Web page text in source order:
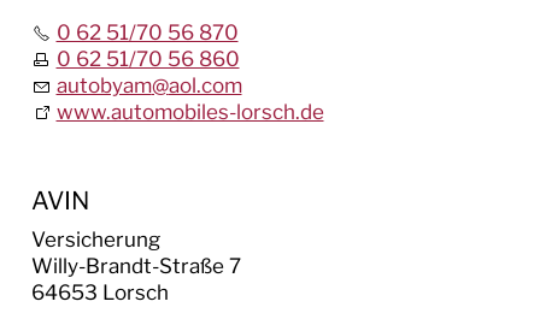
0 62 51/70 56 870
0 62 51/70 56 860
autobyam@aol.com
www.automobiles-lorsch.de
AVIN
Versicherung
Willy-Brandt-Straße 7
64653 Lorsch